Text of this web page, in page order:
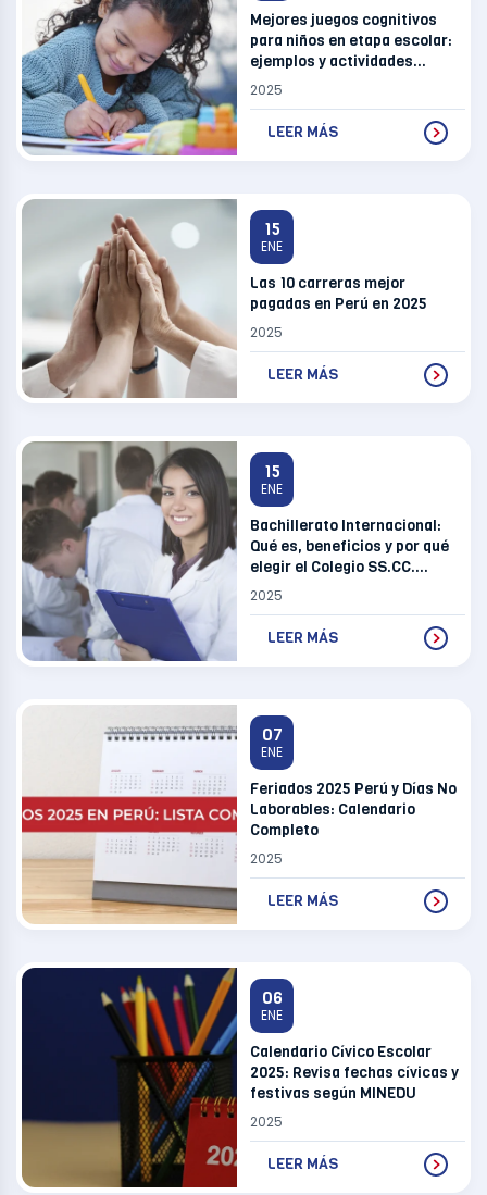
Mejores juegos cognitivos
para niños en etapa escolar:
ejemplos y actividades
prácticas
2025
LEER MÁS
15
ENE
Las 10 carreras mejor
pagadas en Perú en 2025
2025
LEER MÁS
15
ENE
Bachillerato Internacional:
Qué es, beneficios y por qué
elegir el Colegio SS.CC.
Recoleta
2025
LEER MÁS
07
ENE
Feriados 2025 Perú y Días No
Laborables: Calendario
Completo
2025
LEER MÁS
06
ENE
Calendario Cívico Escolar
2025: Revisa fechas cívicas y
festivas según MINEDU
2025
LEER MÁS